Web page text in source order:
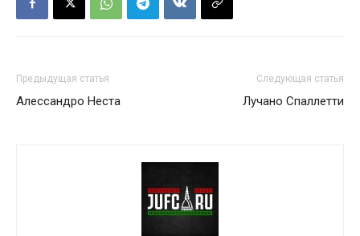
Предыдущая статья
Алессандро Неста
Следующая статья
Лучано Спаллетти